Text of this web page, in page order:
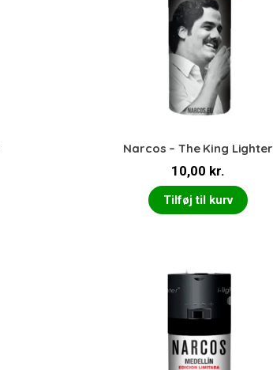
Narcos – The King Lighter
10,00 kr.
Tilføj til kurv